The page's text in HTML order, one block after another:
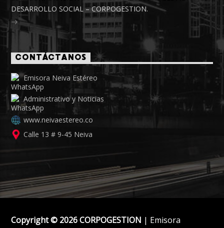
DESARROLLO SOCIAL – CORPOGESTION.
CONTÁCTANOS
Emisora Neiva Estéreo
Administrativo y Noticias
www.neivaestereo.co
Calle 13 # 9-45 Neiva
Copyright © 2026 CORPOGESTION | Emisora